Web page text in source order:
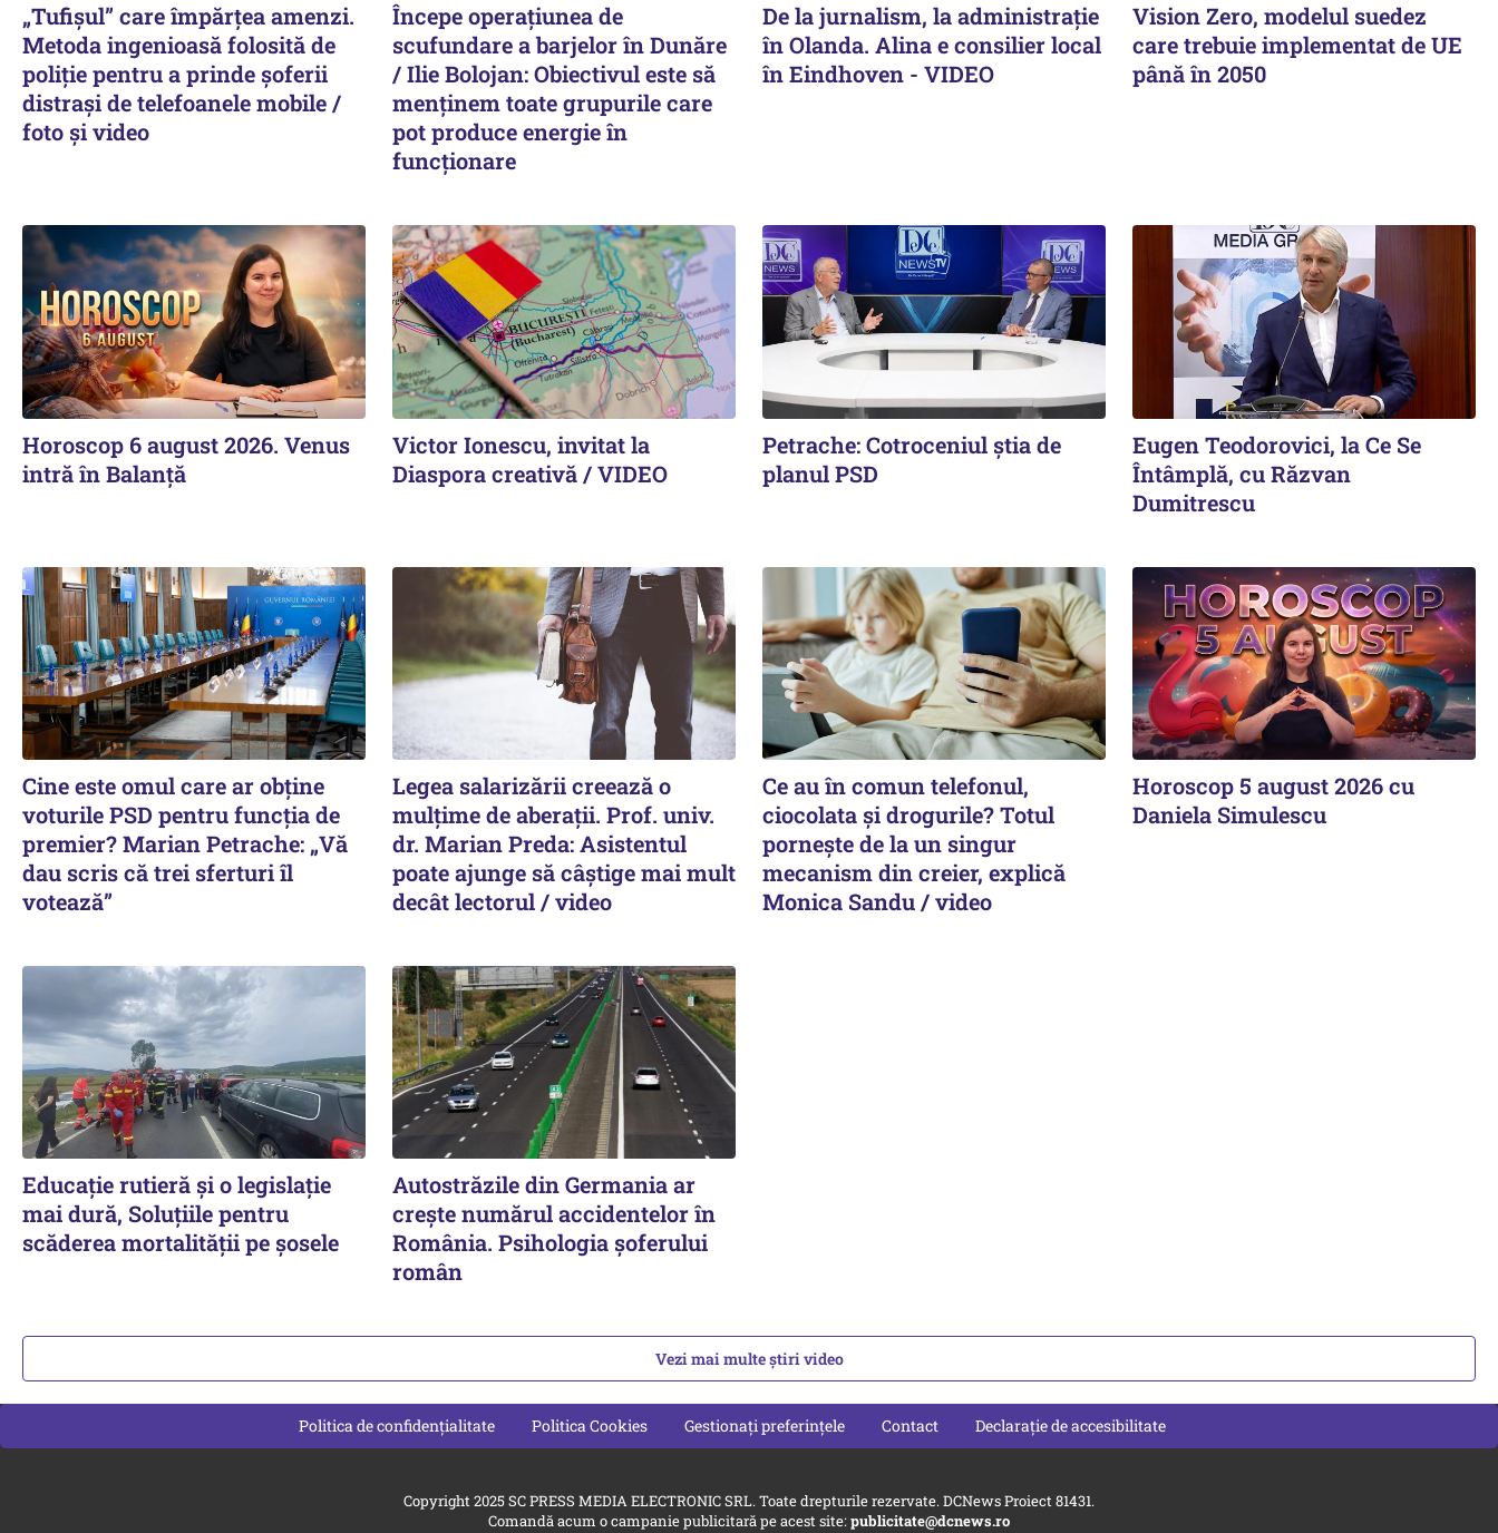
„Tufișul” care împărțea amenzi.
Metoda ingenioasă folosită de
poliție pentru a prinde șoferii
distrași de telefoanele mobile /
foto și video
Începe operațiunea de
scufundare a barjelor în Dunăre
/ Ilie Bolojan: Obiectivul este să
menținem toate grupurile care
pot produce energie în
funcționare
De la jurnalism, la administrație
în Olanda. Alina e consilier local
în Eindhoven - VIDEO
Vision Zero, modelul suedez
care trebuie implementat de UE
până în 2050
Horoscop 6 august 2026. Venus
intră în Balanță
Victor Ionescu, invitat la
Diaspora creativă / VIDEO
Petrache: Cotroceniul știa de
planul PSD
Eugen Teodorovici, la Ce Se
Întâmplă, cu Răzvan
Dumitrescu
Cine este omul care ar obține
voturile PSD pentru funcția de
premier? Marian Petrache: „Vă
dau scris că trei sferturi îl
votează”
Legea salarizării creează o
mulțime de aberații. Prof. univ.
dr. Marian Preda: Asistentul
poate ajunge să câștige mai mult
decât lectorul / video
Ce au în comun telefonul,
ciocolata și drogurile? Totul
pornește de la un singur
mecanism din creier, explică
Monica Sandu / video
Horoscop 5 august 2026 cu
Daniela Simulescu
Educație rutieră și o legislație
mai dură, Soluțiile pentru
scăderea mortalității pe şosele
Autostrăzile din Germania ar
crește numărul accidentelor în
România. Psihologia șoferului
român
Vezi mai multe știri video
Politica de confidențialitate Politica Cookies Gestionați preferințele Contact Declarație de accesibilitate
Copyright 2025 SC PRESS MEDIA ELECTRONIC SRL. Toate drepturile rezervate. DCNews Proiect 81431.
Comandă acum o campanie publicitară pe acest site:publicitate@dcnews.ro